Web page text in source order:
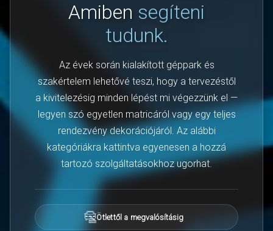
Amiben segíteni
tudunk.
Az évek során kialakított géppark és
szakértelem lehetővé teszi, hogy a tervezéstől
a kivitelezésig minden lépést mi végezzünk el —
legyen szó egyetlen matricáról vagy egy teljes
rendezvény dekorációjáról. Az alábbi
kategóriákra kattintva egyenesen a hozzá
tartozó szolgáltatásokhoz ugorhat.
Ötlettől a megvalósításig